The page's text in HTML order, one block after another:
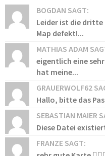
BOGDAN SAGT:
Leider ist die
Map defekt!...
MATHIAS ADAM
eigentlich eine
hat meine...
GRAUERWOLF62
Hallo, bitte das
SEBASTIAN MAIER
Diese Datei
FRANZE SAGT: